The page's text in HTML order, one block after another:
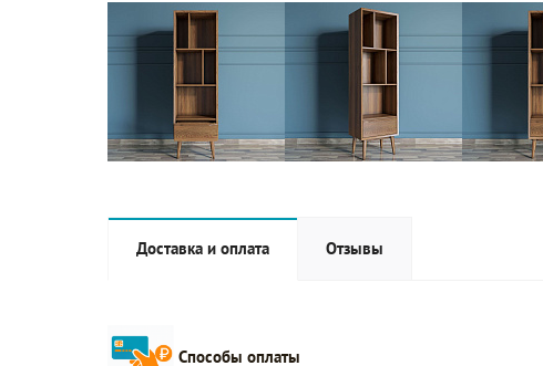
Доставка и оплата Отзывы
Способы оплаты